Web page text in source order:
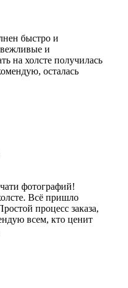
быстро и
и
на холсте получилась
осталась
фотографий!
Всё пришло
процесс заказа,
всем, кто ценит